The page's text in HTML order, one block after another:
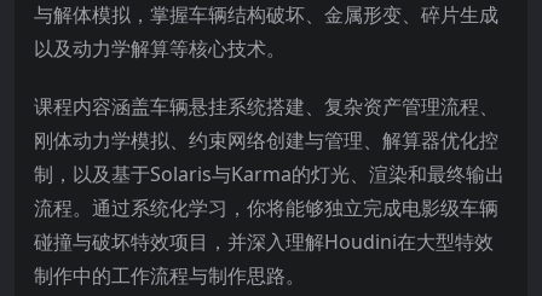
与解体模拟，掌握车辆结构破坏、金属形变、碎片生成
以及动力学解算等核心技术。
课程内容涵盖车辆悬挂系统搭建、复杂资产管理流程、
刚体动力学模拟、约束网络创建与管理、解算器优化控
制，以及基于Solaris与Karma的灯光、渲染和最终输出
流程。通过系统化学习，你将能够独立完成电影级车辆
碰撞与破坏特效项目，并深入理解Houdini在大型特效
制作中的工作流程与制作思路。